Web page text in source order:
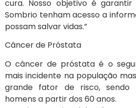
cura. Nosso objetivo é
Sombrio tenham acesso a
possam salvar vidas.”
Câncer de Próstata
O câncer de próstata é o
mais incidente na população
grande fator de risco, sendo
homens a partir dos 60 anos.